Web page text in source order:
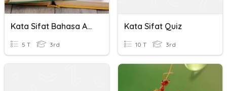
Kata Sifat Bahasa Arab
5 T 3rd
Kata Sifat Quiz
10 T 3rd